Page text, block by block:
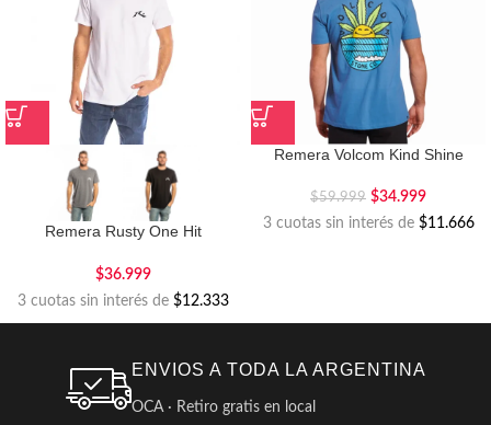
Remera Rusty One Hit
$36.999
3 cuotas sin interés de $12.333
Remera Volcom Kind Shine
$59.999 $34.999
3 cuotas sin interés de $11.666
ENVIOS A TODA LA ARGENTINA
OCA · Retiro gratis en local